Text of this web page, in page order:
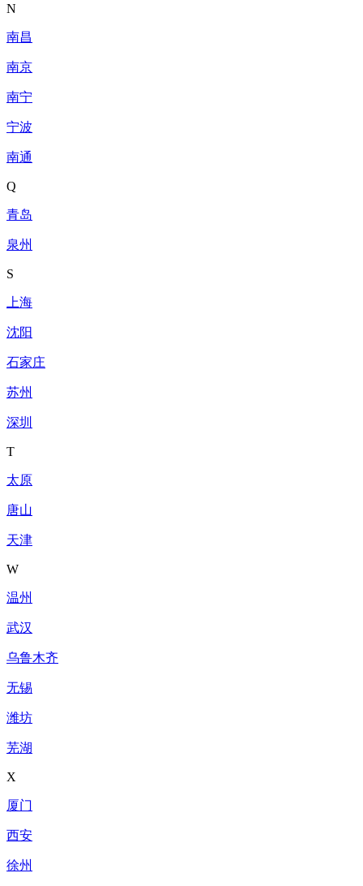
N
南昌
南京
南宁
宁波
南通
Q
青岛
泉州
S
上海
沈阳
石家庄
苏州
深圳
T
太原
唐山
天津
W
温州
武汉
乌鲁木齐
无锡
潍坊
芜湖
X
厦门
西安
徐州